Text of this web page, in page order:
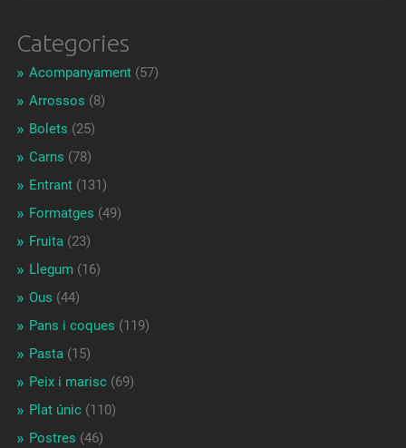
Categories
Acompanyament(57)
Arrossos (8)
Bolets (25)
Carns (78)
Entrant(131)
Formatges (49)
Fruita(23)
Llegum (16)
Ous (44)
Pans i coques (119)
Pasta(15)
Peix i marisc(69)
Plat únic(110)
Postres (46)